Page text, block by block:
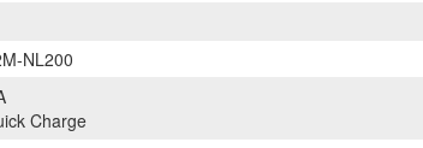
NL200
Charge